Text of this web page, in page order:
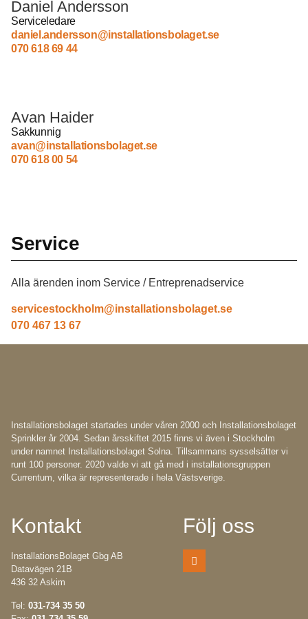
Daniel Andersson
Serviceledare
daniel.andersson@installationsbolaget.se
070 618 69 44
Avan Haider
Sakkunnig
avan@installationsbolaget.se
070 618 00 54
Service
Alla ärenden inom Service / Entreprenadservice
servicestockholm@installationsbolaget.se
070 467 13 67
Installationsbolaget startades under våren 2000 och Installationsbolaget
Sprinkler år 2004. Sedan årsskiftet 2015 finns vi även i Stockholm
under namnet Installationsbolaget Solna. Tillsammans sysselsätter vi
runt 100 personer. 2020 valde vi att gå med i installationsgruppen
Currentum, vilka är representerade i hela Västsverige.
Kontakt
InstallationsBolaget Gbg AB
Datavägen 21B
436 32 Askim
Tel: 031-734 35 50
Följ oss